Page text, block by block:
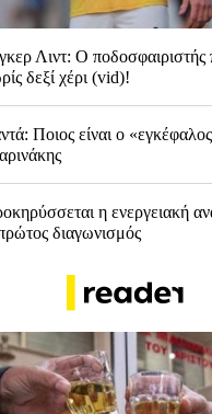
Λιντ: Ο ποδοσφαιριστής
δεξί χέρι (vid)!
Ποιος είναι ο
η ενεργειακή
διαγωνισμός